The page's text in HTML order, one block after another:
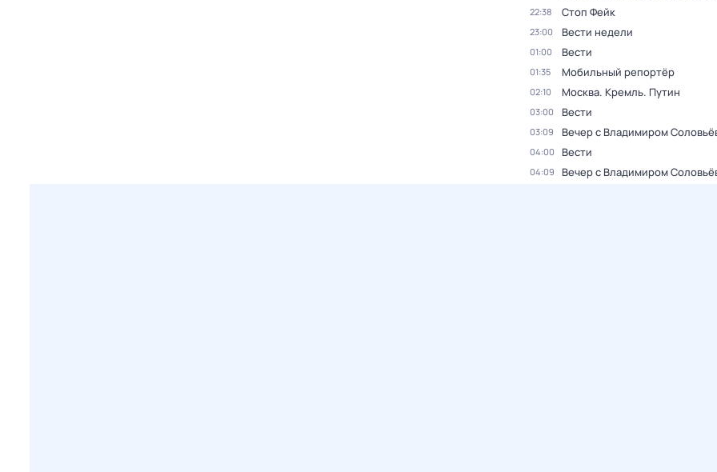
22:38 Стоп Фейк
23:00 Вести недели
01:00 Вести
01:35 Мобильный репортёр
02:10 Москва. Кремль. Путин
03:00 Вести
03:09 Вечер с Владимиром
04:00 Вести
04:09 Вечер с Владимиром